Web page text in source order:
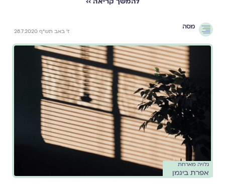
מסה
ז' באב תש"ף 28.7.2020
גלויה מארחת
אפרת ביגמן